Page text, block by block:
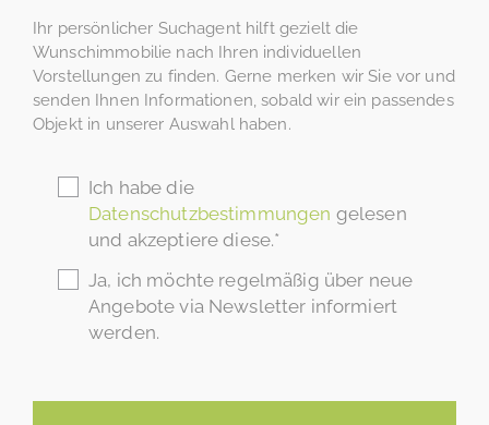
Ihr persönlicher Suchagent hilft gezielt die
Wunschimmobilie nach Ihren individuellen
Vorstellungen zu finden. Gerne merken wir Sie vor und
senden Ihnen Informationen, sobald wir ein passendes
Objekt in unserer Auswahl haben.
Ich habe die
Datenschutzbestimmungen gelesen
und akzeptiere diese.*
Ja, ich möchte regelmäßig über neue
Angebote via Newsletter informiert
werden.